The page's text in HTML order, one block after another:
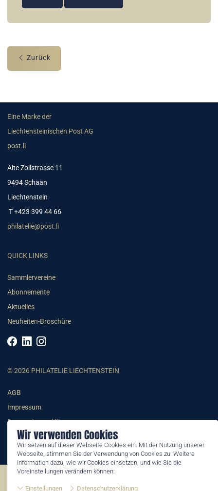
Wir verwenden Cookies
Wir setzen auf dieser Webseite Cookies ein. Mit der Nutzung unserer
Webseite, stimmen Sie der Verwendung von Cookies zu. Weitere
Information dazu, wie wir Cookies einsetzen, und wie Sie die
Voreinstellungen verändern können:
Einstellungen Datenschutzerklärung
Zurück
Eine Marke der
Liechtensteinischen Post AG
post.li
Alte Zollstrasse 11
9494 Schaan
Liechtenstein
T +423 399 44 66
philatelie@post.li
QUICK LINKS
Sammlervereine
Abonnemente
Aktuelles
Neuheiten-Broschüre
© 2026 PHILATELIE LIECHTENSTEIN
AGB
Impressum
Datenschutzerklärung